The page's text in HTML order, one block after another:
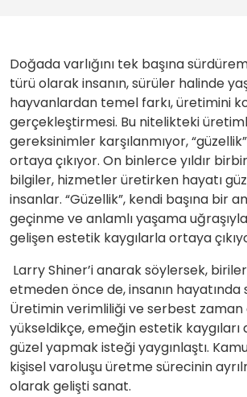
Doğada varlığını tek başına
türü olarak insanın, sürüler halinde
hayvanlardan temel farkı, üretimini
gerçekleştirmesi. Bu nitelikteki
gereksinimler karşılanmıyor,
ortaya çıkıyor. On binlerce yıldır
bilgiler, hizmetler üretirken hayatı
insanlar. “Güzellik”, kendi başına bir
geçinme ve anlamlı yaşama
gelişen estetik kaygılarla ortaya
Larry Shiner’i anarak söylersek,
etmeden önce de, insanın hayatında
Üretimin verimliliği ve serbest zaman
yükseldikçe, emeğin estetik kaygıları
güzel yapmak isteği yaygınlaştı.
kişisel varoluşu üretme sürecinin
olarak gelişti sanat.